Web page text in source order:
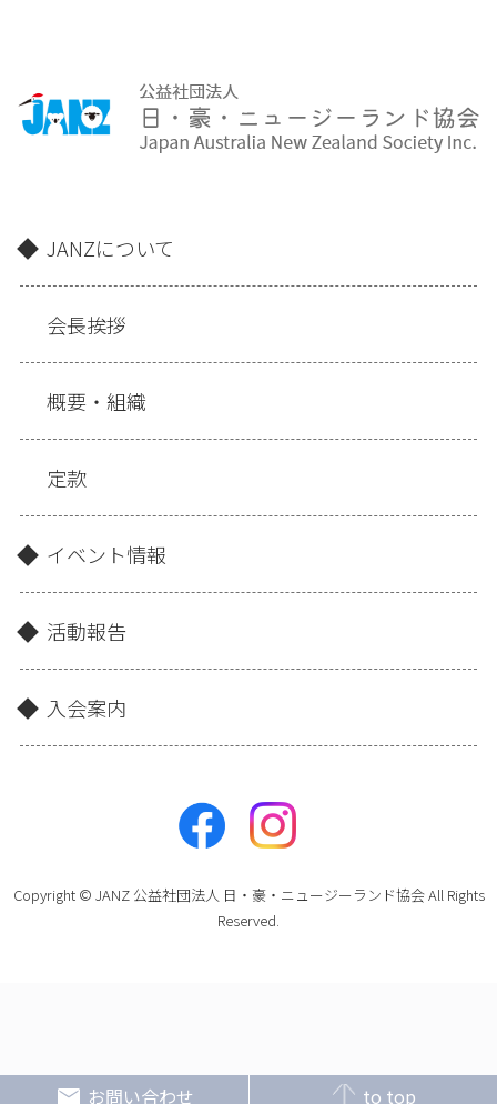
JANZについて
会長挨拶
概要・組織
定款
イベント情報
活動報告
入会案内
Copyright © JANZ 公益社団法人 日・豪・ニュージーランド協会 All Rights
Reserved.
お問い合わせ to top